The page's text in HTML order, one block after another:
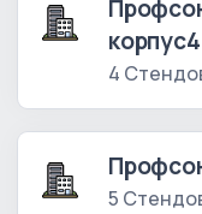
корпус4
4
5